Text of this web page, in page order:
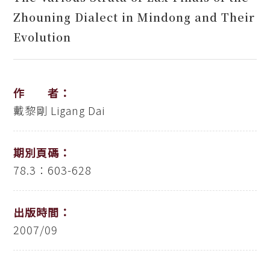
Zhouning Dialect in Mindong and Their
Evolution
作 者：
戴黎剛 Ligang Dai
期別頁碼：
78.3：603-628
出版時間：
2007/09